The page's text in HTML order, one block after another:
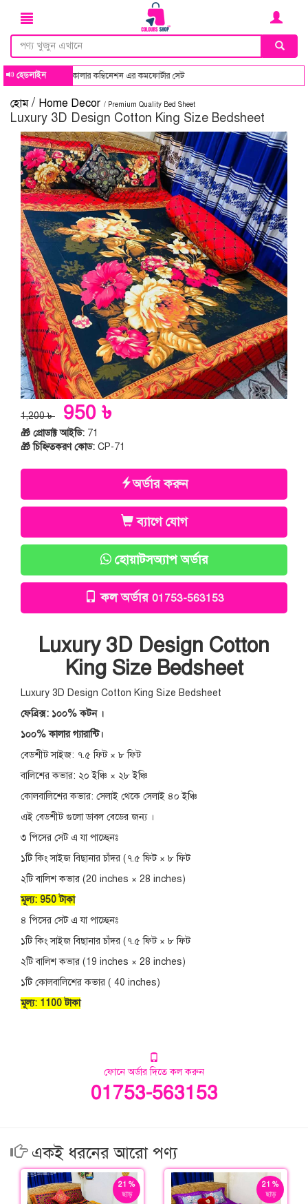
হেডলাইনও কালার কম্বিনেশন এর কমফোর্টার সেট
হোম / Home Decor / Premium Quality Bed Sheet
Luxury 3D Design Cotton King Size Bedsheet
1,200 ৳ 950 ৳
🎁 প্রোডাক্ট আইডি: 71
🎁 চিহ্নিতকরণ কোড: CP-71
অর্ডার করুন
ব্যাগে যোগ
হোয়াটসঅ্যাপ অর্ডার
কল অর্ডার 01753-563153
Luxury 3D Design Cotton
King Size Bedsheet
Luxury 3D Design Cotton King Size Bedsheet
ফেব্রিক্স: ১০০% কটন ।
১০০% কালার গ্যারান্টি।
বেডশীট সাইজ: ৭.৫ ফিট × ৮ ফিট
বালিশের কভার: ২০ ইঞ্চি × ২৮ ইঞ্চি
কোলবালিশের কভার: সেলাই থেকে সেলাই ৪০ ইঞ্চি
এই বেডশীট গুলো ডাবল বেডের জন্য ।
৩ পিসের সেট এ যা পাচ্ছেনঃ
১টি কিং সাইজ বিছানার চাঁদর (৭.৫ ফিট × ৮ ফিট
২টি বালিশ কভার (20 inches × 28 inches)
মূল্য: 950 টাকা
৪ পিসের সেট এ যা পাচ্ছেনঃ
১টি কিং সাইজ বিছানার চাঁদর (৭.৫ ফিট × ৮ ফিট
২টি বালিশ কভার (19 inches × 28 inches)
১টি কোলবালিশের কভার ( 40 inches)
মূল্য: 1100 টাকা
ফোনে অর্ডার দিতে কল করুন
01753-563153
একই ধরনের আরো পণ্য
21 %
ছাড়
21 %
ছাড়